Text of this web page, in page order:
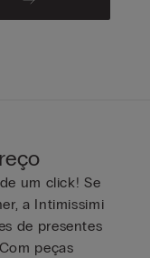
um click! Se
a Intimissimi
de presentes
peças